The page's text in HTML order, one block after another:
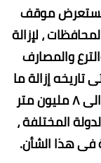
يستعرض موقف
، لإزالة
والمصارف
تاريخه إزالة ما
يزيد عن ٥٥ ألف حالة تعدى بمساحة حوالى ٨ مليون متر
المختلفة ،
فى هذا الشأن.